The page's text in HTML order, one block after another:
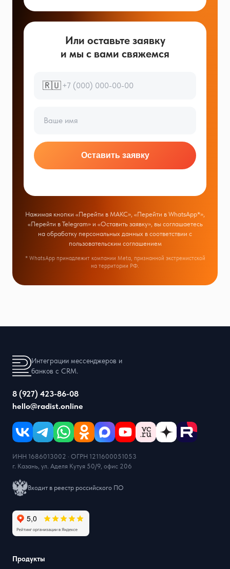
Или оставьте заявку
и мы с вами свяжемся
🇷🇺
Оставить заявку
Нажимая кнопки «Перейти в МАКС», «Перейти в WhatsApp*»,
«Перейти в Telegram» и «Оставить заявку», вы соглашаетесь
на обработку персональных данных в соответствии с
пользовательским соглашением
* WhatsApp принадлежит компании Meta, признанной экстремистской
на территории РФ.
Интеграции мессенджеров и
банков с CRM.
8 (927) 423-86-08
hello@radist.online
ИНН 1686013002 · ОГРН 1211600051053
г. Казань, ул. Аделя Кутуя 50/9, офис 206
Входит в реестр российского ПО
Продукты